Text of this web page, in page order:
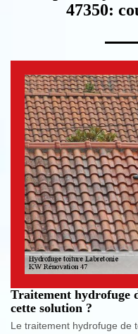
47350:
Traitement hydrofuge
cette solution ?
Le traitement hydrofuge de